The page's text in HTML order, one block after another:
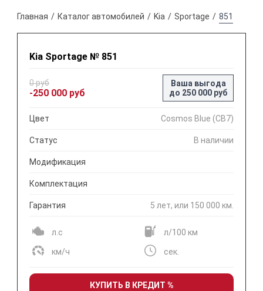
Главная Каталог автомобилей Kia Sportage 851
Kia Sportage № 851
0 руб
-250 000 руб
Ваша выгода
до 250 000 руб
Цвет Cosmos Blue (CB7)
Статус В наличии
Модификация
Комплектация
Гарантия 5 лет, или 150 000 км.
л.с л/100 км
км/ч сек.
КУПИТЬ В КРЕДИТ %